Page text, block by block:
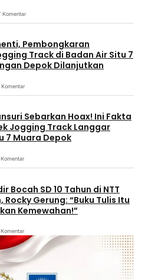
Komentar
Pembongkaran
Track di Badan Air Situ 7
Depok Dilanjutkan
Sebarkan Hoax! Ini Fakta
Jogging Track Langgar
7 Muara Depok
Bocah SD 10 Tahun di NTT
Rocky Gerung: “Buku Tulis Itu
Kemewahan!”